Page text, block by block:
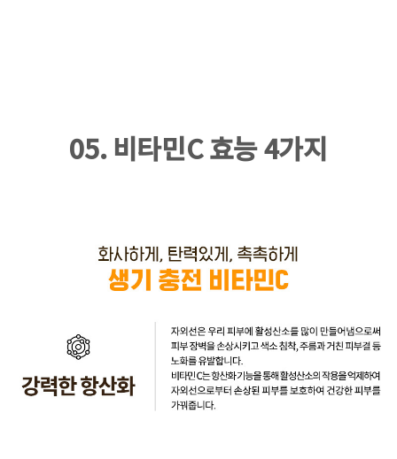
05. 비타민C 효능 4가지